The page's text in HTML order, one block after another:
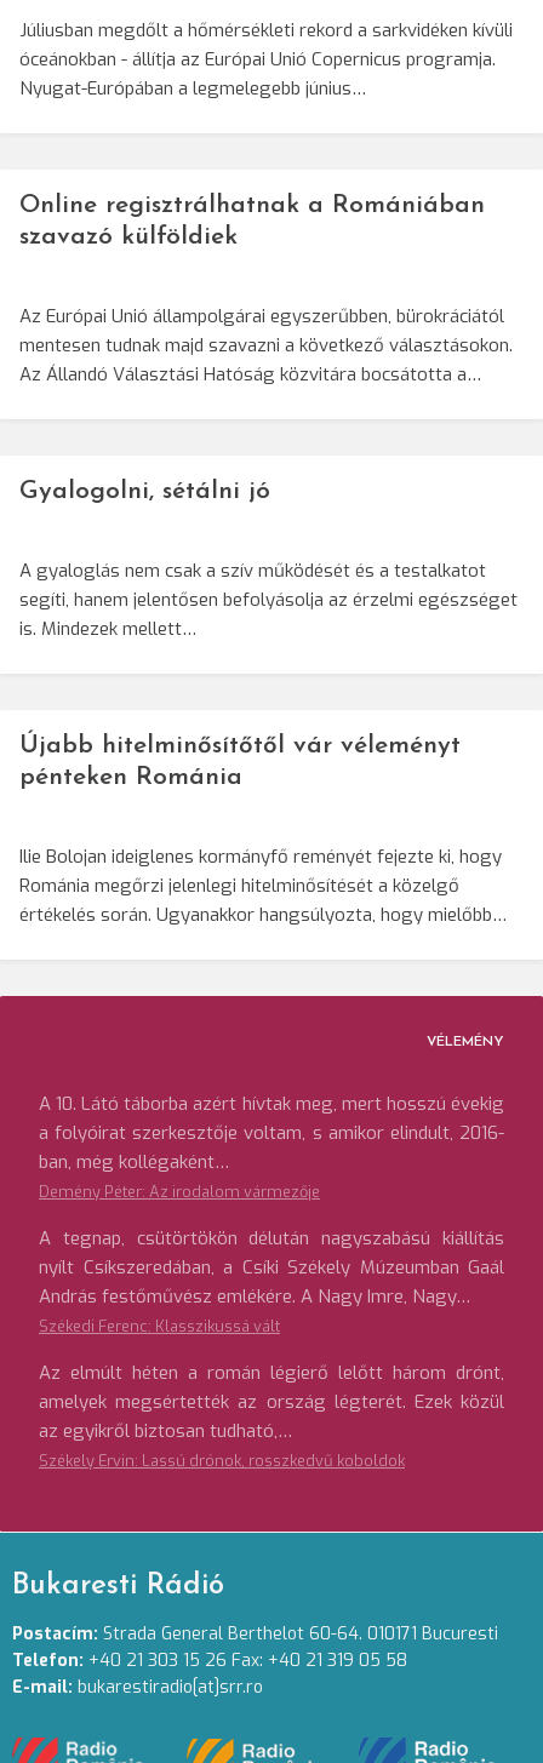
Júliusban megdőlt a hőmérsékleti rekord a sarkvidéken kívüli
óceánokban - állítja az Európai Unió Copernicus programja.
Nyugat-Európában a legmelegebb június…
Online regisztrálhatnak a Romániában
szavazó külföldiek
Az Európai Unió állampolgárai egyszerűbben, bürokráciától
mentesen tudnak majd szavazni a következő választásokon.
Az Állandó Választási Hatóság közvitára bocsátotta a…
Gyalogolni, sétálni jó
A gyaloglás nem csak a szív működését és a testalkatot
segíti, hanem jelentősen befolyásolja az érzelmi egészséget
is. Mindezek mellett…
Újabb hitelminősítőtől vár véleményt
pénteken Románia
Ilie Bolojan ideiglenes kormányfő reményét fejezte ki, hogy
Románia megőrzi jelenlegi hitelminősítését a közelgő
értékelés során. Ugyanakkor hangsúlyozta, hogy mielőbb…
VÉLEMÉNY
A 10. Látó táborba azért hívtak meg, mert hosszú évekig
a folyóirat szerkesztője voltam, s amikor elindult, 2016-
ban, még kollégaként…
Demény Péter: Az irodalom vármezője
A tegnap, csütörtökön délután nagyszabású kiállítás
nyílt Csíkszeredában, a Csíki Székely Múzeumban Gaál
András festőművész emlékére. A Nagy Imre, Nagy…
Székedi Ferenc: Klasszikussá vált
Az elmúlt héten a román légierő lelőtt három drónt,
amelyek megsértették az ország légterét. Ezek közül
az egyikről biztosan tudható,…
Székely Ervin: Lassú drónok, rosszkedvű koboldok
Bukaresti Rádió
Postacím: Strada General Berthelot 60-64. 010171 Bucuresti
Telefon: +40 21 303 15 26 Fax: +40 21 319 05 58
E-mail: bukarestiradio[at]srr.ro